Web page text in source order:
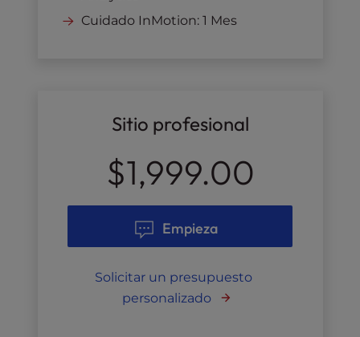
Cuidado InMotion: 1 Mes
Sitio profesional
$1,999.00
Empieza
Solicitar un presupuesto
personalizado